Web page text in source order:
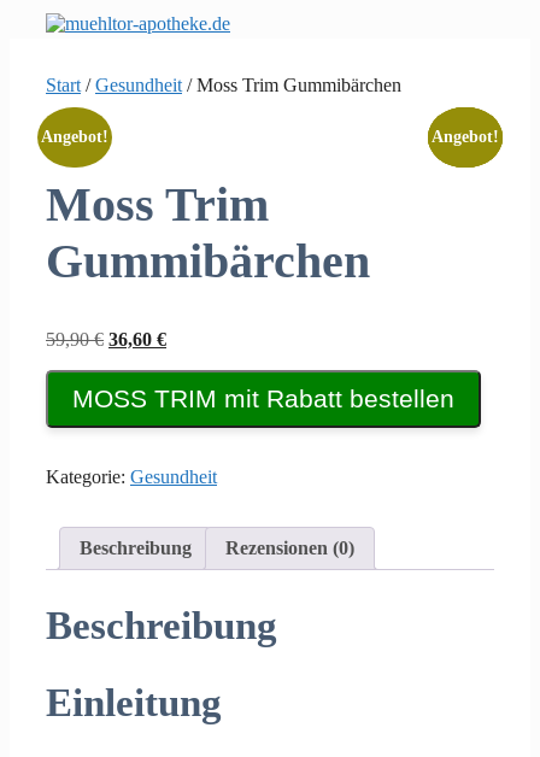
Start /Gesundheit / Moss Trim Gummibärchen
Angebot!
Moss Trim
Gummibärchen
59,90€ Ursprünglicher
59,90 €
36,60 €Aktueller
36,60 €.
MOSS TRIM mit Rabatt bestellen
Kategorie: Gesundheit
Beschreibung Rezensionen (0)
Beschreibung
Einleitung
Angebot!
Angebot!
Angebot!
Angebot!